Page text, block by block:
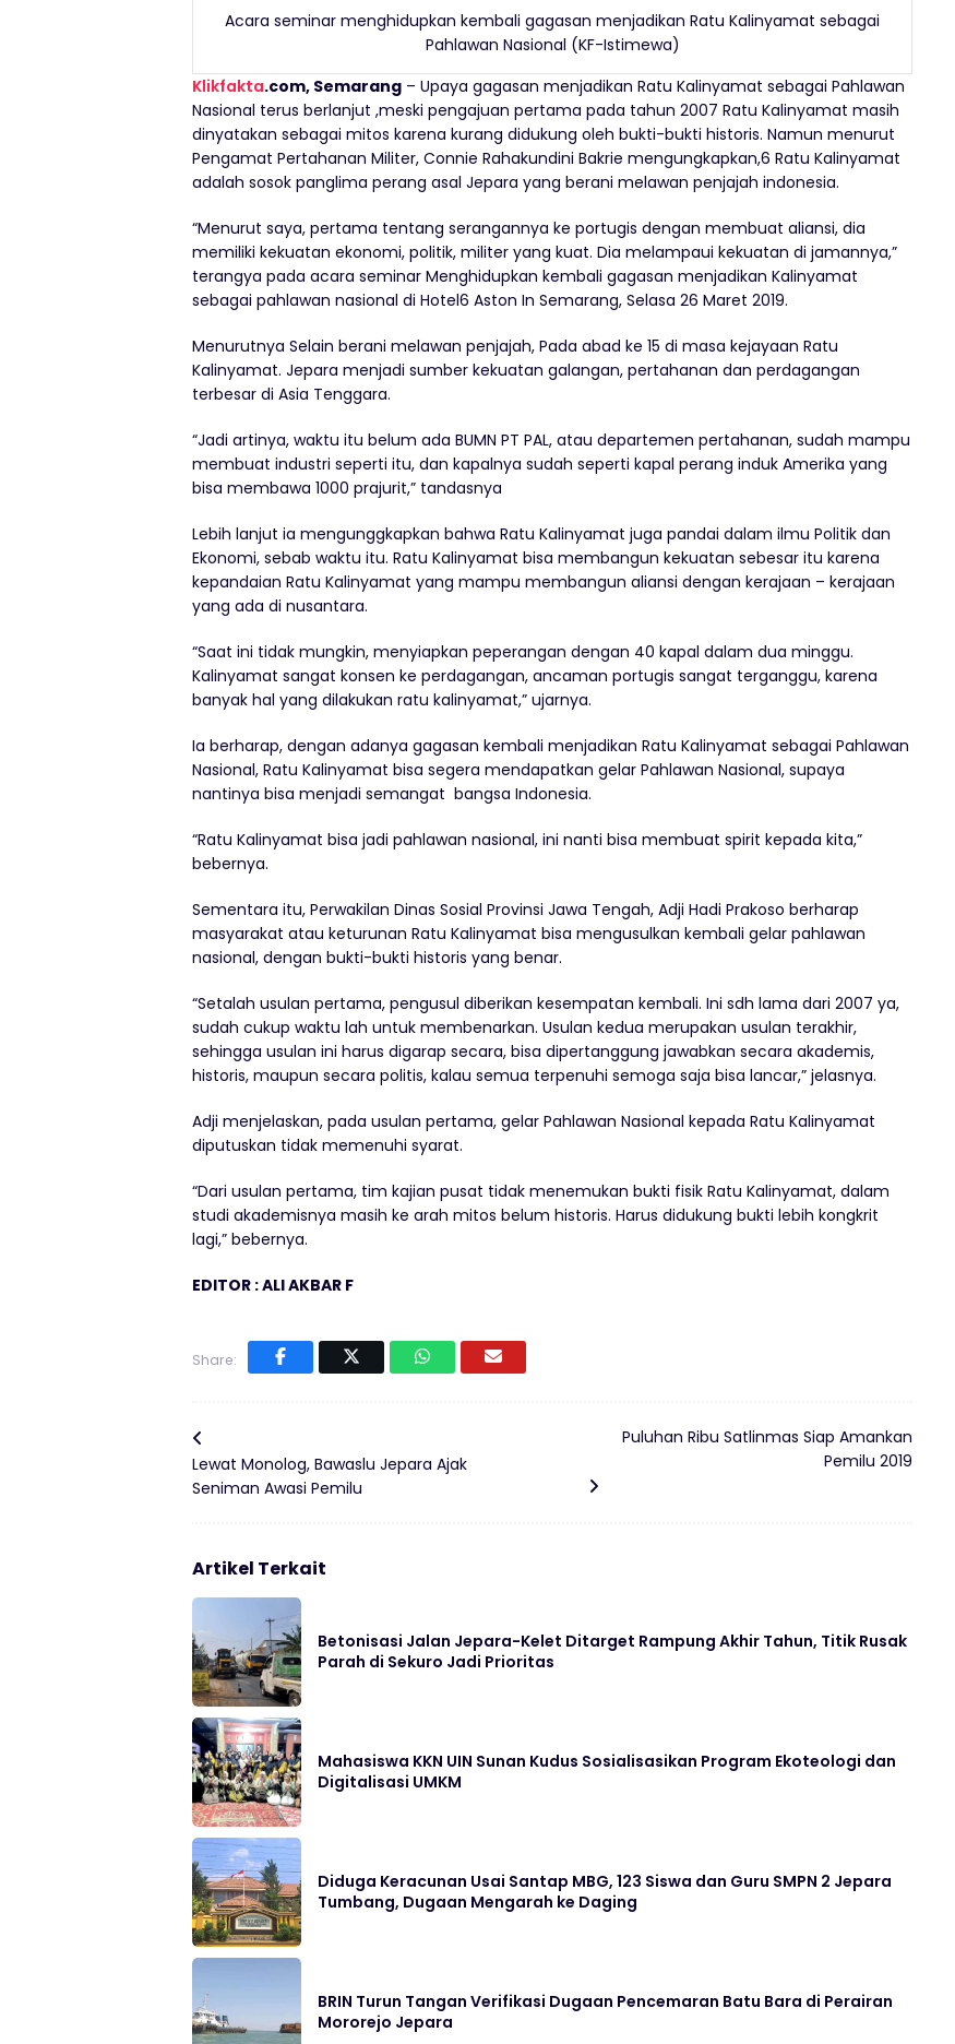
Acara seminar menghidupkan kembali gagasan menjadikan Ratu Kalinyamat sebagai
Pahlawan Nasional (KF-Istimewa)
Klikfakta.com, Semarang – Upaya gagasan menjadikan Ratu Kalinyamat sebagai Pahlawan
Nasional terus berlanjut ,meski pengajuan pertama pada tahun 2007 Ratu Kalinyamat masih
dinyatakan sebagai mitos karena kurang didukung oleh bukti-bukti historis. Namun menurut
Pengamat Pertahanan Militer, Connie Rahakundini Bakrie mengungkapkan,6 Ratu Kalinyamat
adalah sosok panglima perang asal Jepara yang berani melawan penjajah indonesia.
“Menurut saya, pertama tentang serangannya ke portugis dengan membuat aliansi, dia
memiliki kekuatan ekonomi, politik, militer yang kuat. Dia melampaui kekuatan di jamannya,”
terangya pada acara seminar Menghidupkan kembali gagasan menjadikan Kalinyamat
sebagai pahlawan nasional di Hotel6 Aston In Semarang, Selasa 26 Maret 2019.
Menurutnya Selain berani melawan penjajah, Pada abad ke 15 di masa kejayaan Ratu
Kalinyamat. Jepara menjadi sumber kekuatan galangan, pertahanan dan perdagangan
terbesar di Asia Tenggara.
“Jadi artinya, waktu itu belum ada BUMN PT PAL, atau departemen pertahanan, sudah mampu
membuat industri seperti itu, dan kapalnya sudah seperti kapal perang induk Amerika yang
bisa membawa 1000 prajurit,” tandasnya
Lebih lanjut ia mengunggkapkan bahwa Ratu Kalinyamat juga pandai dalam ilmu Politik dan
Ekonomi, sebab waktu itu. Ratu Kalinyamat bisa membangun kekuatan sebesar itu karena
kepandaian Ratu Kalinyamat yang mampu membangun aliansi dengan kerajaan – kerajaan
yang ada di nusantara.
“Saat ini tidak mungkin, menyiapkan peperangan dengan 40 kapal dalam dua minggu.
Kalinyamat sangat konsen ke perdagangan, ancaman portugis sangat terganggu, karena
banyak hal yang dilakukan ratu kalinyamat,” ujarnya.
Ia berharap, dengan adanya gagasan kembali menjadikan Ratu Kalinyamat sebagai Pahlawan
Nasional, Ratu Kalinyamat bisa segera mendapatkan gelar Pahlawan Nasional, supaya
nantinya bisa menjadi semangat bangsa Indonesia.
“Ratu Kalinyamat bisa jadi pahlawan nasional, ini nanti bisa membuat spirit kepada kita,”
bebernya.
Sementara itu, Perwakilan Dinas Sosial Provinsi Jawa Tengah, Adji Hadi Prakoso berharap
masyarakat atau keturunan Ratu Kalinyamat bisa mengusulkan kembali gelar pahlawan
nasional, dengan bukti-bukti historis yang benar.
“Setalah usulan pertama, pengusul diberikan kesempatan kembali. Ini sdh lama dari 2007 ya,
sudah cukup waktu lah untuk membenarkan. Usulan kedua merupakan usulan terakhir,
sehingga usulan ini harus digarap secara, bisa dipertanggung jawabkan secara akademis,
historis, maupun secara politis, kalau semua terpenuhi semoga saja bisa lancar,” jelasnya.
Adji menjelaskan, pada usulan pertama, gelar Pahlawan Nasional kepada Ratu Kalinyamat
diputuskan tidak memenuhi syarat.
“Dari usulan pertama, tim kajian pusat tidak menemukan bukti fisik Ratu Kalinyamat, dalam
studi akademisnya masih ke arah mitos belum historis. Harus didukung bukti lebih kongkrit
lagi,” bebernya.
EDITOR : ALI AKBAR F
Share:
Lewat Monolog, Bawaslu Jepara Ajak
Seniman Awasi Pemilu
Puluhan Ribu Satlinmas Siap Amankan
Pemilu 2019
Artikel Terkait
Betonisasi Jalan Jepara-Kelet Ditarget Rampung Akhir Tahun, Titik Rusak
Parah di Sekuro Jadi Prioritas
Mahasiswa KKN UIN Sunan Kudus Sosialisasikan Program Ekoteologi dan
Digitalisasi UMKM
Diduga Keracunan Usai Santap MBG, 123 Siswa dan Guru SMPN 2 Jepara
Tumbang, Dugaan Mengarah ke Daging
BRIN Turun Tangan Verifikasi Dugaan Pencemaran Batu Bara di Perairan
Mororejo Jepara